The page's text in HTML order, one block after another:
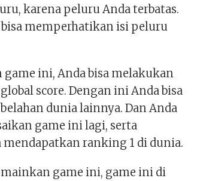
karena peluru Anda terbatas.
memperhatikan isi peluru
game ini, Anda bisa melakukan
score. Dengan ini Anda bisa
dunia lainnya. Dan Anda
game ini lagi, serta
ranking 1 di dunia.
game ini, game ini di